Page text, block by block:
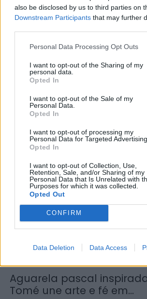
also be disclosed by us to third parties on
Downstream Participants that may further
Personal Data Processing Opt Outs
I want to opt-out of the Sharing of my
personal data.
Opted In
I want to opt-out of the Sale of my
Personal Data.
Opted In
I want to opt-out of processing my
Personal Data for Targeted Advertising.
Opted In
I want to opt-out of Collection, Use,
Retention, Sale, and/or Sharing of my
Personal Data that Is Unrelated with
Purposes for which it was collected.
Opted Out
CONFIRM
Data Deletion Data Access
5 de Março, 2025
Guitarristas Ramón
Mariano Gil atuam no
Municipal de...
29 de Março, 2025
Aguarela pascal
Tomé une arte e fé em...